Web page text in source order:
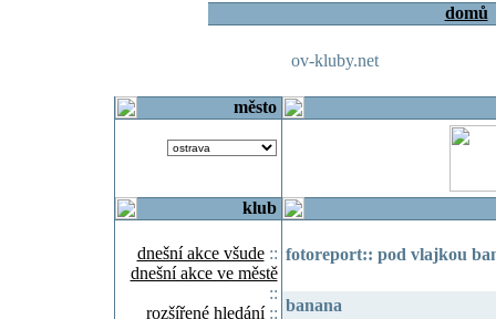
domů
ov-kluby.net
město
klub
dnešní akce všude::
dnešní akce ve městě
::
rozšířené hledání::
fotoreport:: pod vlajkou
banana